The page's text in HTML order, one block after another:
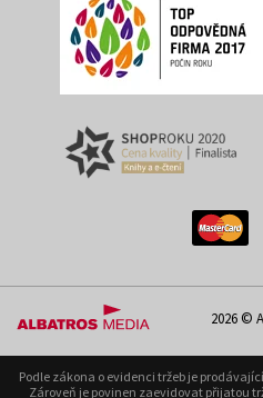
2026 ©
Podle zákona o evidenci tržeb je
Zároveň je povinen zaevidovat přijatou